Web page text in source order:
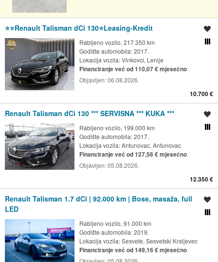
⭐️⭐️Renault Talisman dCi 130⭐️Leasing-Kredit
Rabljeno vozilo, 217.350 km
Godište automobila: 2017.
Lokacija vozila:Vinkovci, Lenije
Financiranje već od 110,07 € mjesečno
Objavljen:06.08.2026.
10.700 €
Renault Talisman dCi 130 *** SERVISNA *** KUKA ***
Rabljeno vozilo, 199.000 km
Godište automobila: 2017.
Lokacija vozila:Antunovac, Antunovac
Financiranje već od 127,56 € mjesečno
Objavljen:05.08.2026.
12.350 €
Renault Talisman 1.7 dCi | 92.000 km | Bose, masaža, full
LED
Rabljeno vozilo, 91.000 km
Godište automobila: 2019.
Lokacija vozila:Sesvete, Sesvetski Kraljevec
Financiranje već od 149,16 € mjesečno